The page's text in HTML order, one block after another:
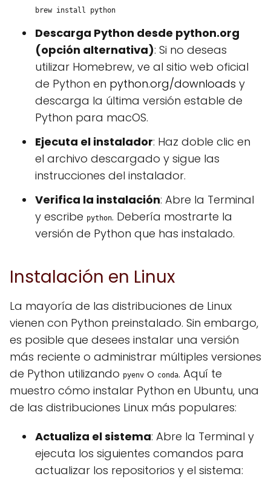
brew install python
Descarga Python desde python.org
(opción alternativa): Si no deseas
utilizar Homebrew, ve al sitio web oficial
de Python en python.org/downloads y
descarga la última versión estable de
Python para macOS.
Ejecuta el instalador: Haz doble clic en
el archivo descargado y sigue las
instrucciones del instalador.
Verifica la instalación: Abre la Terminal
y escribe python. Debería mostrarte la
versión de Python que has instalado.
Instalación en Linux
La mayoría de las distribuciones de Linux
vienen con Python preinstalado. Sin embargo,
es posible que desees instalar una versión
más reciente o administrar múltiples versiones
de Python utilizando pyenv o conda. Aquí te
muestro cómo instalar Python en Ubuntu, una
de las distribuciones Linux más populares:
Actualiza el sistema: Abre la Terminal y
ejecuta los siguientes comandos para
actualizar los repositorios y el sistema: